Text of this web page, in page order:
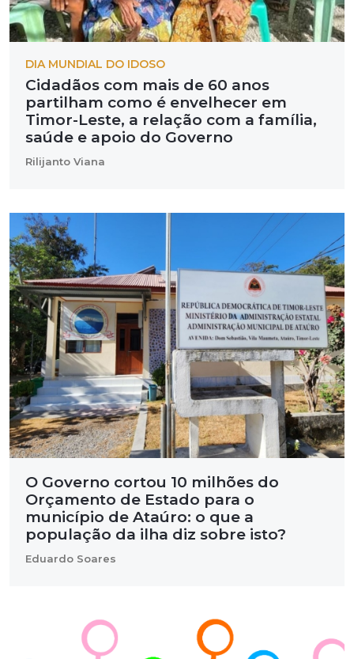
DIA MUNDIAL DO IDOSO
Cidadãos com mais de 60 anos
partilham como é envelhecer em
Timor-Leste, a relação com a família,
saúde e apoio do Governo
Rilijanto Viana
O Governo cortou 10 milhões do
Orçamento de Estado para o
município de Ataúro: o que a
população da ilha diz sobre isto?
Eduardo Soares